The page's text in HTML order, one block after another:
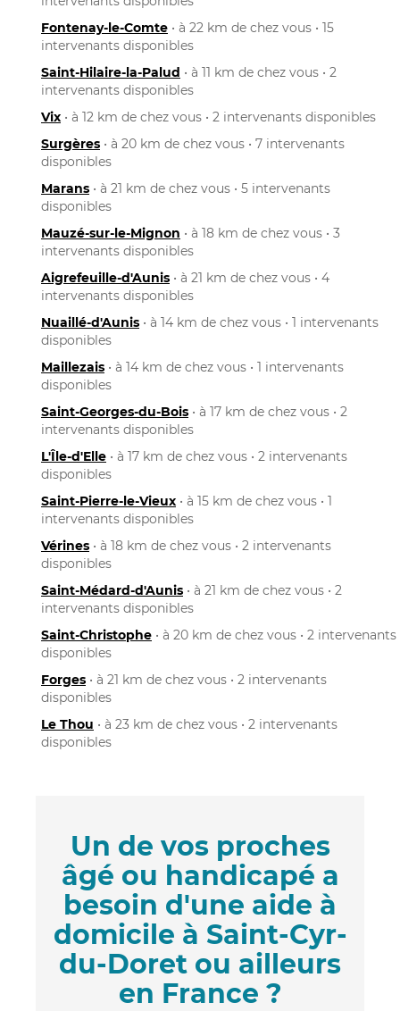
Fontenay-le-Comte • à 22 km de chez vous • 15
intervenants disponibles
Saint-Hilaire-la-Palud • à 11 km de chez vous • 2
intervenants disponibles
Vix • à 12 km de chez vous • 2 intervenants disponibles
Surgères • à 20 km de chez vous • 7 intervenants
disponibles
Marans • à 21 km de chez vous • 5 intervenants
disponibles
Mauzé-sur-le-Mignon • à 18 km de chez vous • 3
intervenants disponibles
Aigrefeuille-d'Aunis • à 21 km de chez vous • 4
intervenants disponibles
Nuaillé-d'Aunis • à 14 km de chez vous • 1 intervenants
disponibles
Maillezais • à 14 km de chez vous • 1 intervenants
disponibles
Saint-Georges-du-Bois • à 17 km de chez vous • 2
intervenants disponibles
L'Île-d'Elle • à 17 km de chez vous • 2 intervenants
disponibles
Saint-Pierre-le-Vieux • à 15 km de chez vous • 1
intervenants disponibles
Vérines • à 18 km de chez vous • 2 intervenants
disponibles
Saint-Médard-d'Aunis • à 21 km de chez vous • 2
intervenants disponibles
Saint-Christophe • à 20 km de chez vous • 2 intervenants
disponibles
Forges • à 21 km de chez vous • 2 intervenants
disponibles
Le Thou • à 23 km de chez vous • 2 intervenants
disponibles
Un de vos proches
âgé ou handicapé a
besoin d'une aide à
domicile à Saint-Cyr-
du-Doret ou ailleurs
en France ?